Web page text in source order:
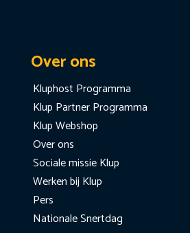
Over ons
Kluphost Programma
Klup Partner Programma
Klup Webshop
Over ons
Sociale missie Klup
Werken bij Klup
Pers
Nationale Snertdag